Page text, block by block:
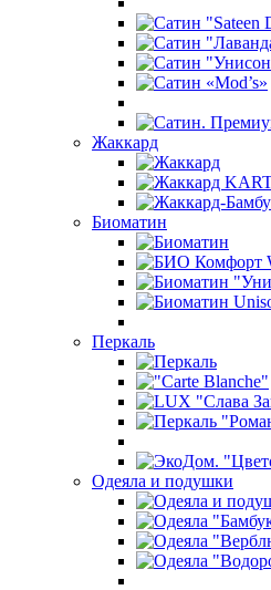
Жаккард
Биоматин
Перкаль
Одеяла и подушки